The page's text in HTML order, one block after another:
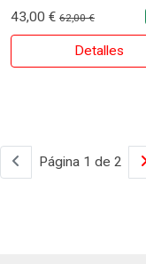
43,00 € 62,00 €
Detalles
Página 1 de 2